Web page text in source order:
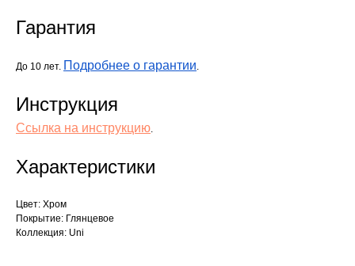
Гарантия
До 10 лет. Подробнее о гарантии.
Инструкция
Ссылка на инструкцию.
Характеристики
Цвет: Хром
Покрытие: Глянцевое
Коллекция: Uni